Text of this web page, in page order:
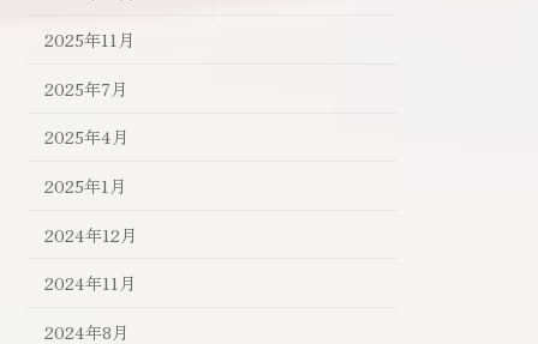
2025年11月
2025年7月
2025年4月
2025年1月
2024年12月
2024年11月
2024年8月